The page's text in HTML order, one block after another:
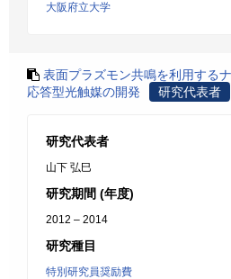
大阪府立大学
表面プラズモン共鳴を利用する
応答型光触媒の開発
研究代表者
研究代表者
山下 弘巳
研究期間 (年度)
2012 – 2014
研究種目
特別研究員奨励費